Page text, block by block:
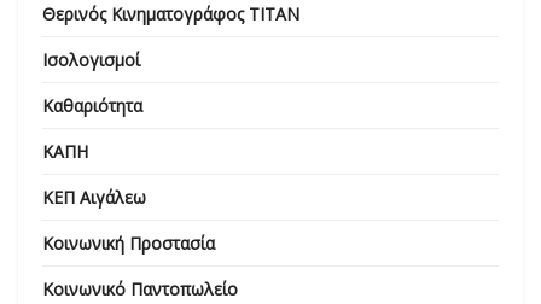
Θερινός Κινηματογράφος ΤΙΤΑΝ
Ισολογισμοί
Καθαριότητα
ΚΑΠΗ
ΚΕΠ Αιγάλεω
Κοινωνική Προστασία
Κοινωνικό Παντοπωλείο